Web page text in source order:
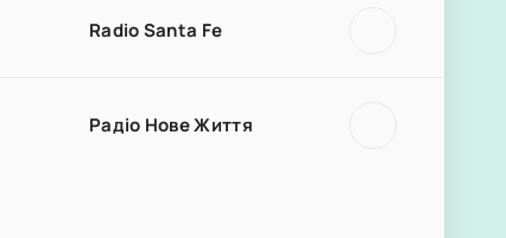
Radio Santa Fe
Радiо Нове Життя